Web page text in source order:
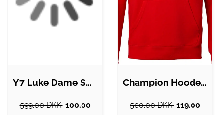
Y7 Luke Dame Sweatshirt - Fog Sand - M
599.00 DKK. 100.00
Champion Hooded Sweatshirt Herre
500.00 DKK. 119.00